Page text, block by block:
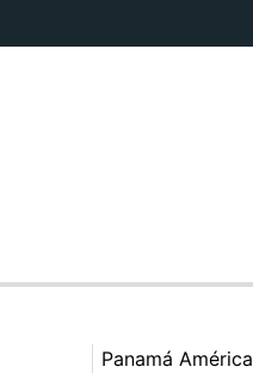
Panamá América